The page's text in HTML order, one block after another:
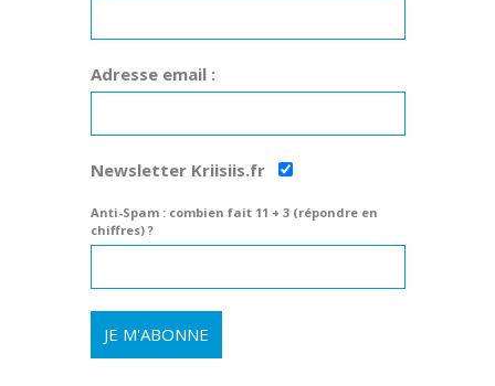
Adresse email :
Newsletter Kriisiis.fr
Anti-Spam : combien fait 11 + 3 (répondre en
chiffres) ?